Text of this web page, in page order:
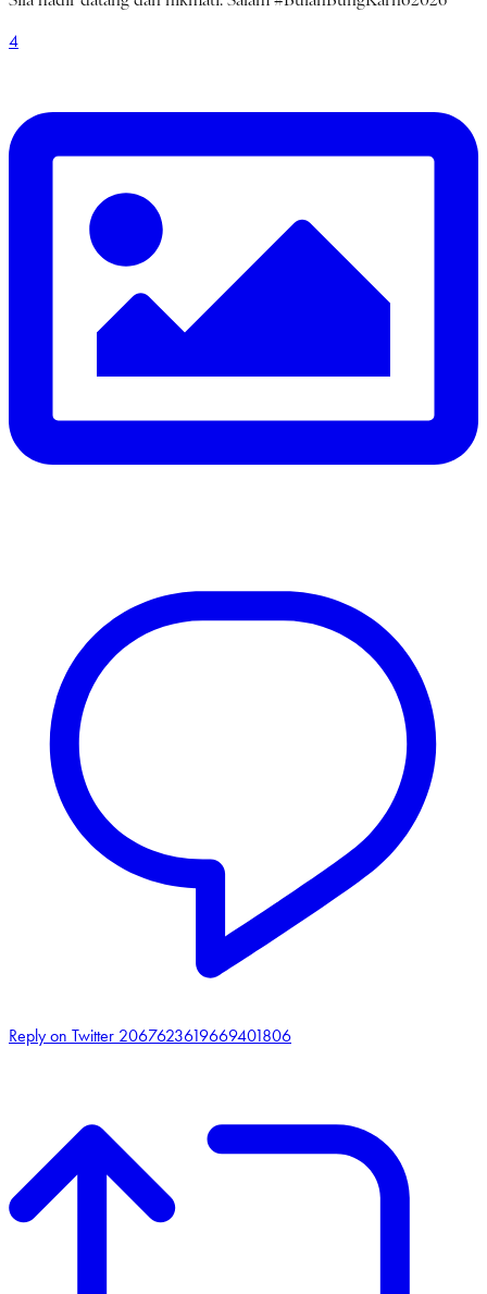
4
Reply on Twitter 2067623619669401806